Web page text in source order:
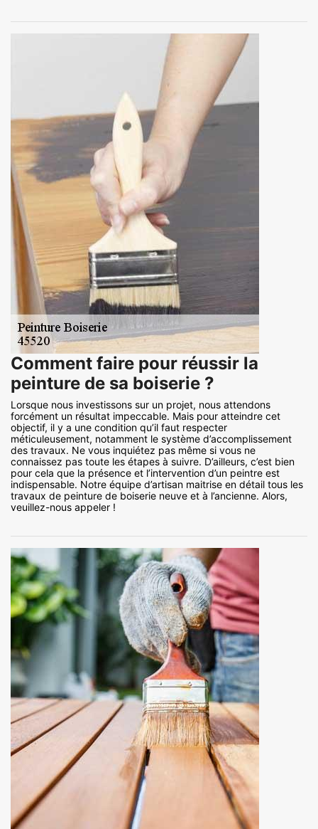
Comment faire pour réussir la
peinture de sa boiserie ?
Lorsque nous investissons sur un projet, nous attendons
forcément un résultat impeccable. Mais pour atteindre cet
objectif, il y a une condition qu’il faut respecter
méticuleusement, notamment le système d’accomplissement
des travaux. Ne vous inquiétez pas même si vous ne
connaissez pas toute les étapes à suivre. D’ailleurs, c’est bien
pour cela que la présence et l’intervention d’un peintre est
indispensable. Notre équipe d’artisan maitrise en détail tous les
travaux de peinture de boiserie neuve et à l’ancienne. Alors,
veuillez-nous appeler !